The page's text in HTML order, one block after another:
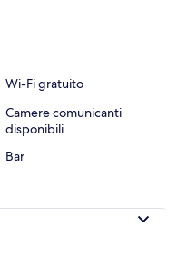
Wi-Fi gratuito
Camere comunicanti
disponibili
Bar